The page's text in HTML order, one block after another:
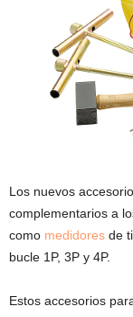
Los nuevos
complementarios a
como medidores de
bucle 1P, 3P y 4P.
Estos accesorios